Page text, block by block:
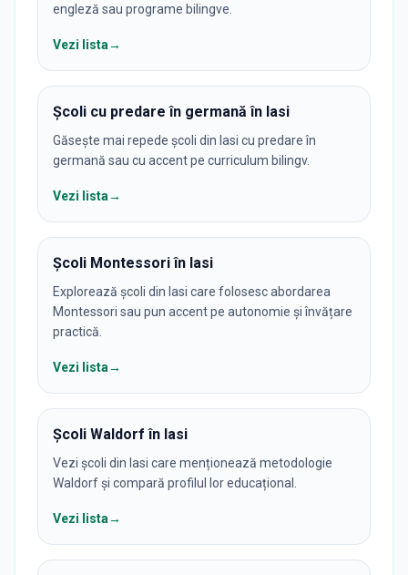
engleză sau programe bilingve.
Vezi lista→
Școli cu predare în germană în Iasi
Găsește mai repede școli din Iasi cu predare în
germană sau cu accent pe curriculum bilingv.
Vezi lista→
Școli Montessori în Iasi
Explorează școli din Iasi care folosesc abordarea
Montessori sau pun accent pe autonomie și învățare
practică.
Vezi lista→
Școli Waldorf în Iasi
Vezi școli din Iasi care menționează metodologie
Waldorf și compară profilul lor educațional.
Vezi lista→